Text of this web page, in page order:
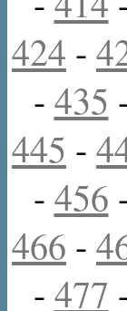
424 -
- 435
445 -
- 456
466 -
- 477